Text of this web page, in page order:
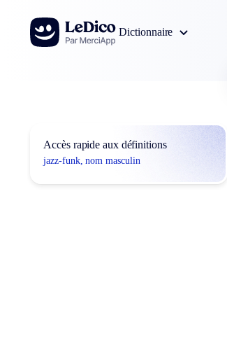
Aller au contenu
Dictionnaire
Accès rapide aux définitions
jazz-funk, nom masculin